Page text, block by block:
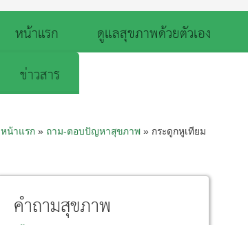
หน้าแรก ดูแลสุขภาพด้วยตัวเอง
ข่าวสาร
หน้าแรก» ถาม-ตอบปัญหาสุขภาพ» กระดูกหูเทียม
คำถามสุขภาพ